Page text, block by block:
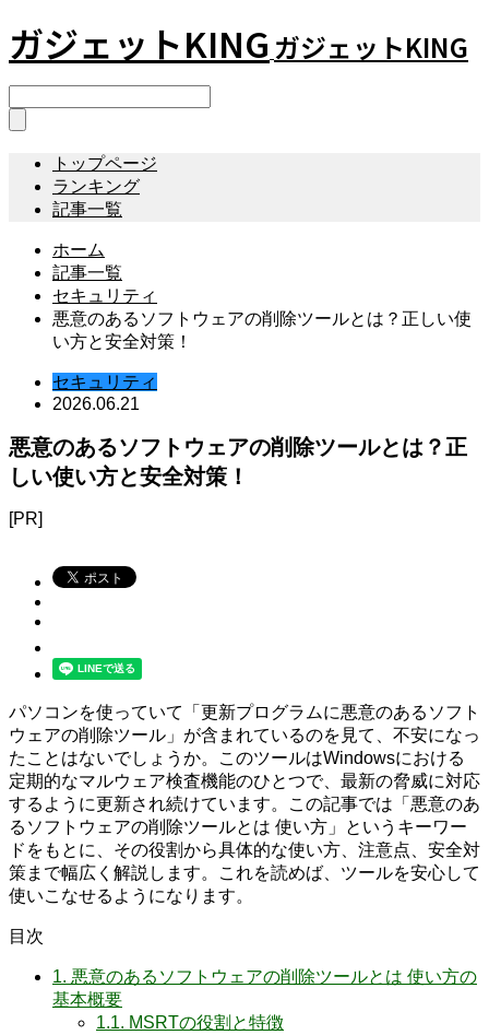
ガジェットKING ガジェットKING
トップページ
ランキング
記事一覧
ホーム
記事一覧
セキュリティ
悪意のあるソフトウェアの削除ツールとは？正しい使
い方と安全対策！
セキュリティ
2026.06.21
悪意のあるソフトウェアの削除ツールとは？正
しい使い方と安全対策！
[PR]
パソコンを使っていて「更新プログラムに悪意のあるソフト
ウェアの削除ツール」が含まれているのを見て、不安になっ
たことはないでしょうか。このツールはWindowsにおける
定期的なマルウェア検査機能のひとつで、最新の脅威に対応
するように更新され続けています。この記事では「悪意のあ
るソフトウェアの削除ツールとは 使い方」というキーワー
ドをもとに、その役割から具体的な使い方、注意点、安全対
策まで幅広く解説します。これを読めば、ツールを安心して
使いこなせるようになります。
目次
1. 悪意のあるソフトウェアの削除ツールとは 使い方の
基本概要
1.1. MSRTの役割と特徴